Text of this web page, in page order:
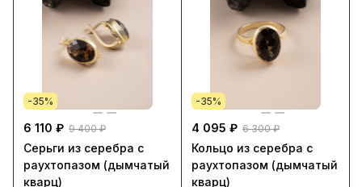
-35%
6 110 ₽ 9 400 ₽
Серьги из серебра с
раухтопазом (дымчатый
кварц)
-35%
4 095 ₽ 6 300 ₽
Кольцо из серебра с
раухтопазом (дымчатый
кварц)